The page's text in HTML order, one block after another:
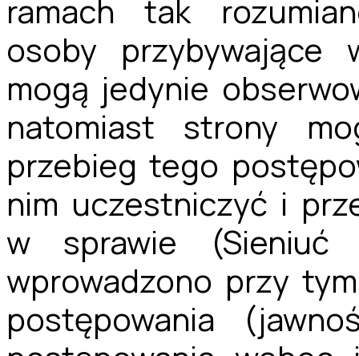
ramach tak
osoby przybywające
mogą jedynie
natomiast strony
przebieg tego
nim uczestniczyć i
w sprawie (Sieniuć
wprowadzono przy
postępowania